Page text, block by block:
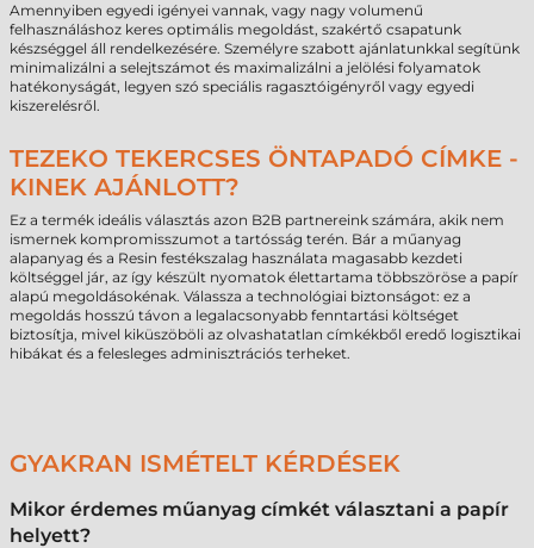
Amennyiben egyedi igényei vannak, vagy nagy volumenű
felhasználáshoz keres optimális megoldást, szakértő csapatunk
készséggel áll rendelkezésére. Személyre szabott ajánlatunkkal segítünk
minimalizálni a selejtszámot és maximalizálni a jelölési folyamatok
hatékonyságát, legyen szó speciális ragasztóigényről vagy egyedi
kiszerelésről.
TEZEKO TEKERCSES ÖNTAPADÓ CÍMKE -
KINEK AJÁNLOTT?
Ez a termék ideális választás azon B2B partnereink számára, akik nem
ismernek kompromisszumot a tartósság terén. Bár a műanyag
alapanyag és a Resin festékszalag használata magasabb kezdeti
költséggel jár, az így készült nyomatok élettartama többszöröse a papír
alapú megoldásokénak. Válassza a technológiai biztonságot: ez a
megoldás hosszú távon a legalacsonyabb fenntartási költséget
biztosítja, mivel kiküszöböli az olvashatatlan címkékből eredő logisztikai
hibákat és a felesleges adminisztrációs terheket.
GYAKRAN ISMÉTELT KÉRDÉSEK
Mikor érdemes műanyag címkét választani a papír
helyett?